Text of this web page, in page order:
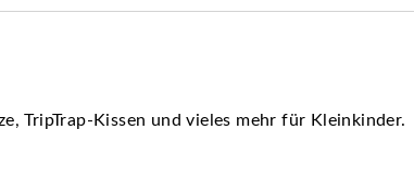
TripTrap-Kissen und vieles mehr für Kleinkinder.